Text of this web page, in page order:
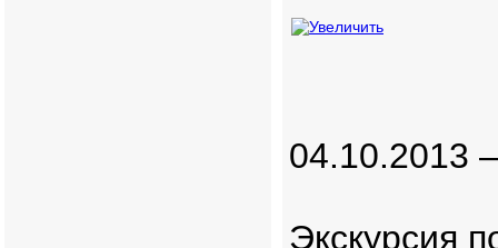
04.10.2013
Экскурсия